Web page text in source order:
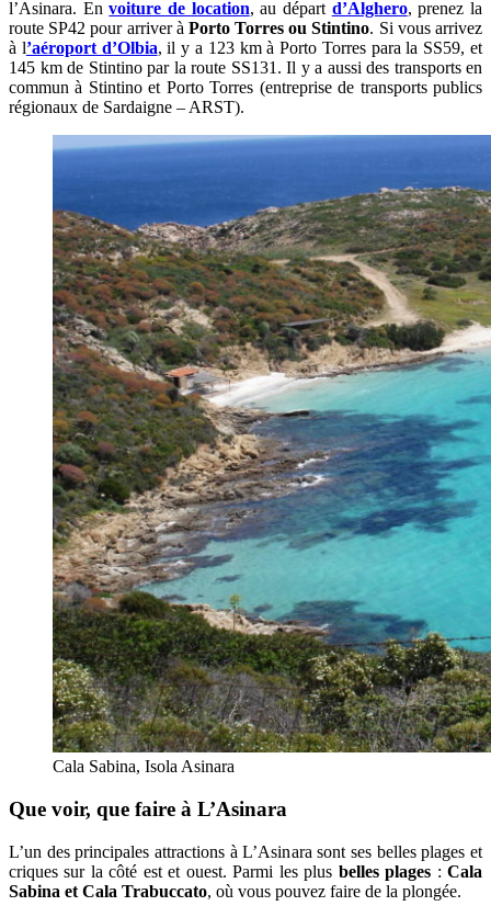
l’Asinara. Envoiture de location, au départ d’Alghero, prenez la
route SP42 pour arriver à Porto Torres ou Stintino. Si vous arrivez
à l’aéroport d’Olbia, il y a 123 km à Porto Torres para la SS59, et
145 km de Stintino par la route SS131. Il y a aussi des transports en
commun à Stintino et Porto Torres (entreprise de transports publics
régionaux de Sardaigne – ARST).
Cala Sabina, Isola Asinara
Que voir, que faire à L’Asinara
L’un des principales attractions à L’Asinara sont ses belles plages et
criques sur la côté est et ouest. Parmi les plus belles plages :Cala
Sabina et Cala Trabuccato, où vous pouvez faire de la plongée.